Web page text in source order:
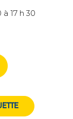
17 h 30